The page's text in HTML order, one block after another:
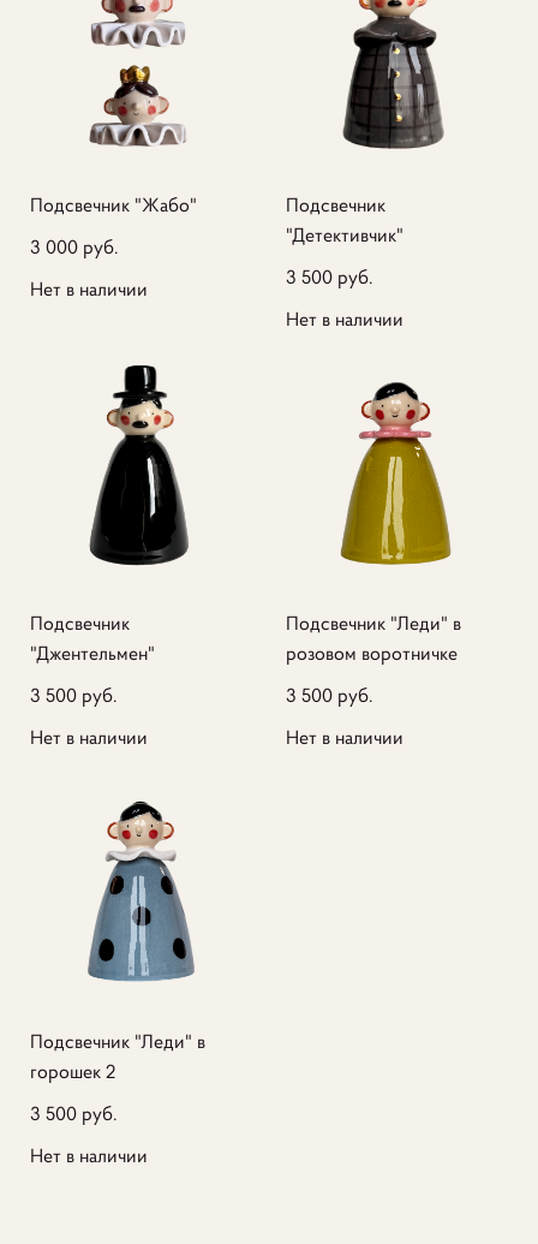
Подсвечник "Жабо"
3 000 pуб.
Нет в наличии
Подсвечник
"Детективчик"
3 500 pуб.
Нет в наличии
Подсвечник
"Джентельмен"
3 500 pуб.
Нет в наличии
Подсвечник "Леди" в
розовом воротничке
3 500 pуб.
Нет в наличии
Подсвечник "Леди" в
горошек 2
3 500 pуб.
Нет в наличии